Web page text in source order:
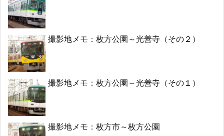
撮影地メモ：枚方公園～光善寺（その２）
撮影地メモ：枚方公園～光善寺（その１）
撮影地メモ：枚方市～枚方公園